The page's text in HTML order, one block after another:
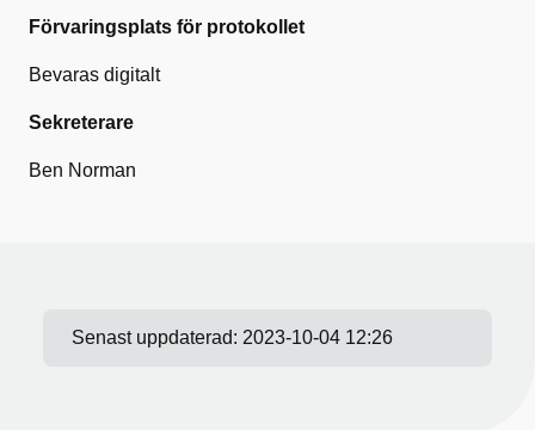
Förvaringsplats för protokollet
Bevaras digitalt
Sekreterare
Ben Norman
Senast uppdaterad: 2023-10-04 12:26